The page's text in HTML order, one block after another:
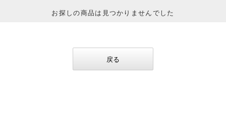
お探しの商品は見つかりませんでした
戻る